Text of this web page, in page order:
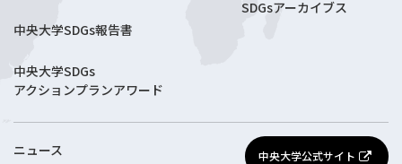
中央大学SDGs報告書
中央大学SDGs
アクションプランアワード
SDGsアーカイブス
ニュース 中央大学公式サイト